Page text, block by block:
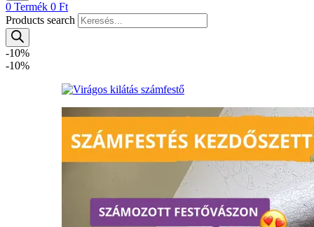
0 Termék 0 Ft
Products search
-10%
-10%